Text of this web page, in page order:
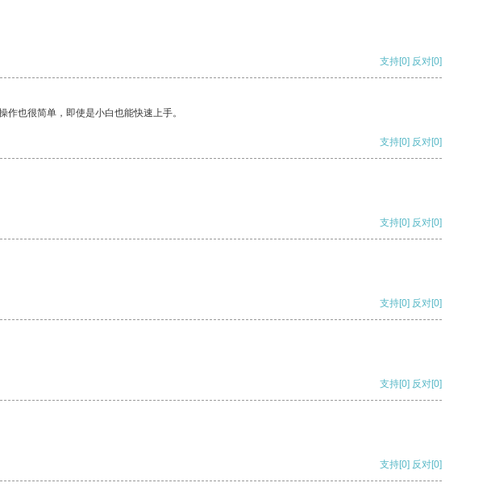
支持[0] 反对[0]
也很简单，即使是小白也能快速上手。
支持[0] 反对[0]
支持[0] 反对[0]
支持[0] 反对[0]
支持[0] 反对[0]
支持[0] 反对[0]